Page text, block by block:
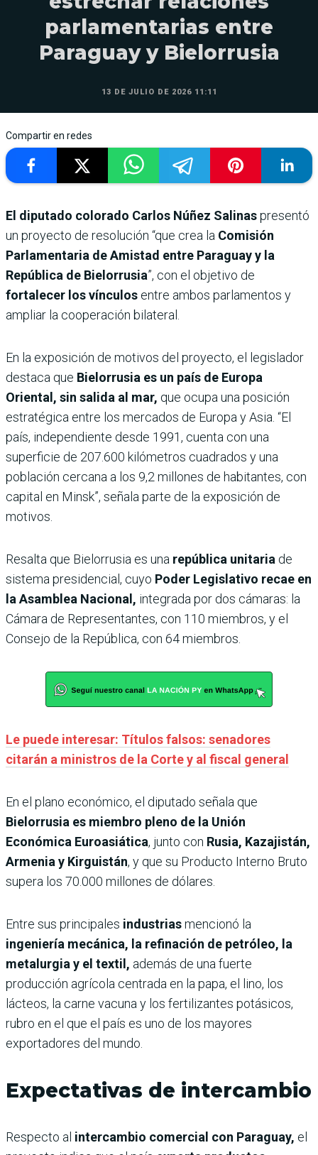
parlamentarias entre
Paraguay y Bielorrusia
13 DE JULIO DE 2026 11:11
Compartir en redes
El diputado colorado Carlos Núñez Salinaspresentó
un proyecto de resolución “que crea la Comisión
Parlamentaria de Amistad entre Paraguay y la
República de Bielorrusia”, con el objetivo de
fortalecer los vínculos entre ambos parlamentos y
ampliar la cooperación bilateral.
En la exposición de motivos del proyecto, el legislador
destaca que Bielorrusia es un país de Europa
Oriental, sin salida al mar, que ocupa una posición
estratégica entre los mercados de Europa y Asia. “El
país, independiente desde 1991, cuenta con una
superficie de 207.600 kilómetros cuadrados y una
población cercana a los 9,2 millones de habitantes, con
capital en Minsk”, señala parte de la exposición de
motivos.
Resalta que Bielorrusia es una república unitaria de
sistema presidencial, cuyo Poder Legislativo recae en
la Asamblea Nacional, integrada por dos cámaras: la
Cámara de Representantes, con 110 miembros, y el
Consejo de la República, con 64 miembros.
Le puede interesar: Títulos falsos: senadores
citarán a ministros de la Corte y al fiscal general
En el plano económico, el diputado señala que
Bielorrusia es miembro pleno de la Unión
Económica Euroasiática, junto con Rusia, Kazajistán,
Armenia y Kirguistán, y que su Producto Interno Bruto
supera los 70.000 millones de dólares.
Entre sus principales industriasmencionó la
ingeniería mecánica, la refinación de petróleo, la
metalurgia y el textil, además de una fuerte
producción agrícola centrada en la papa, el lino, los
lácteos, la carne vacuna y los fertilizantes potásicos,
rubro en el que el país es uno de los mayores
exportadores del mundo.
Expectativas de intercambio
Respecto al intercambio comercial con Paraguay, el